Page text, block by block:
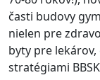
časti budovy
nielen pre
byty pre
stratégiami